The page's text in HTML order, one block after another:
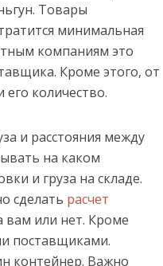
Товары
минимальная
компаниям это
Кроме этого, от
количество.
и расстояния между
на каком
и груза на складе.
сделать расчет
вам или нет. Кроме
поставщиками.
контейнер. Важно